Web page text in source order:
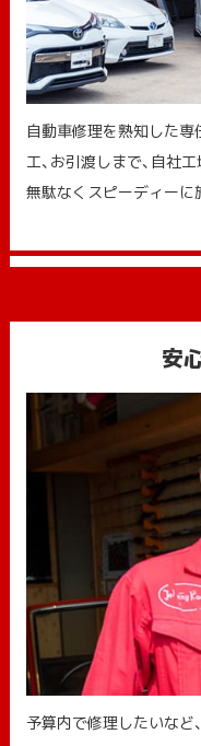
自動車修理を熟知した専
工、お引渡しまで、自社
無駄なくスピーディーに
安
予算内で修理したいなど